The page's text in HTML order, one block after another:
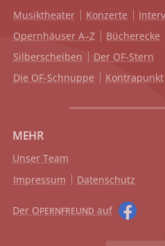
Musiktheater Konzerte
Opernhäuser A–Z
Bücherecke
Silberscheiben
Der OF-Stern
Die OF-Schnuppe
Kontrapunkt
MEHR
Unser Team
Impressum
Datenschutz
Der OPERNFREUND auf